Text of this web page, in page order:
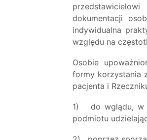
przedstawicielowi
dokumentacji
indywidualna
względu na
Osobie
formy korzystania
pacjenta i
1) do wglądu, w
podmiotu